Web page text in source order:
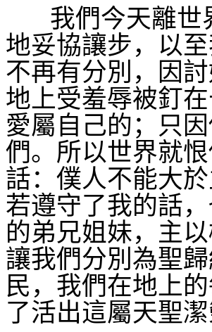
我們今天離世
地妥協讓步，以
不再有分別，因
地上受羞辱被釘
愛屬自己的；只
們。所以世界就
話：僕人不能大
若遵守了我的話
的弟兄姐妹，主
讓我們分別為聖
民，我們在地上
了活出這屬天聖